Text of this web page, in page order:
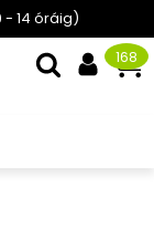
- 14 óráig)
168